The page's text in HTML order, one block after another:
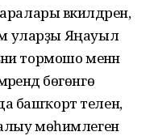
вәкилдәрен,
уларҙы Яңауыл
тормошо менән
бөгөнгө
башҡорт телен,
мөһимлеген